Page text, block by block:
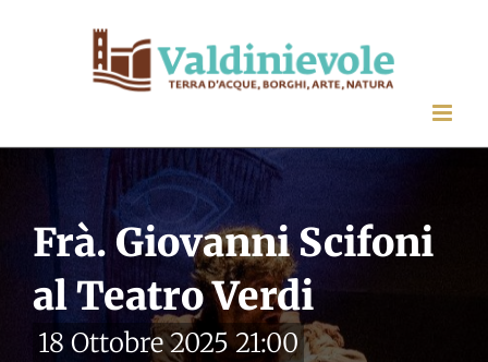
Frà. Giovanni Scifoni
al Teatro Verdi
18 Ottobre 2025 21:00